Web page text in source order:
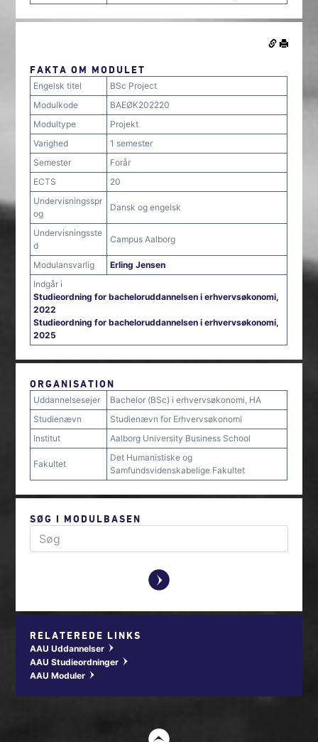
FAKTA OM MODULET
Engelsk titel
BSc Project
Modulkode
BAEØK202220
Modultype
Projekt
Varighed
1 semester
Semester
Forår
ECTS
20
Undervisningsspr
og
Dansk og engelsk
Undervisningsste
d
Campus Aalborg
Modulansvarlig
Erling Jensen
Indgår i
Studieordning for bacheloruddannelsen i erhvervsøkonomi,
2022
Studieordning for bacheloruddannelsen i erhvervsøkonomi,
2025
ORGANISATION
Uddannelsesejer
Bachelor (BSc) i erhvervsøkonomi, HA
Studienævn
Studienævn for Erhvervsøkonomi
Institut
Aalborg University Business School
Fakultet
Det Humanistiske og
Samfundsvidenskabelige Fakultet
SØG I MODULBASEN
y
RELATEREDE LINKS
AAU Uddannelser w
AAU Studieordninger w
AAU Moduler w